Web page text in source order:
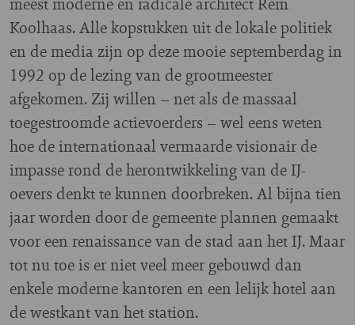
Koolhaas. Alle kopstukken uit de lokale politiek
en de media zijn op deze mooie septemberdag in
1992 op de lezing van de grootmeester
afgekomen. Zij willen – net als de massaal
toegestroomde actievoerders – wel eens weten
hoe de internationaal vermaarde visionair de
impasse rond de herontwikkeling van de IJ-
oevers denkt te kunnen doorbreken. Al bijna tien
jaar worden door de gemeente plannen gemaakt
voor een renaissance van de stad aan het IJ. Maar
tot nu toe is er niet veel meer gebouwd dan
enkele moderne kantoren en een lelijk hotel aan
de westkant van het station.